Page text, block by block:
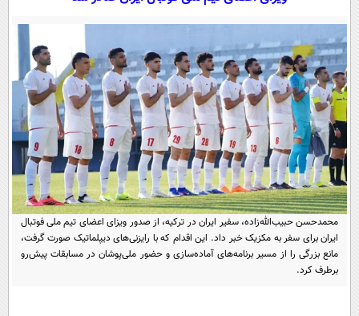
حوادث
سلامت
یک برش دانایی
محیط زیست
سفر و تفریح
بین الملل
سیاست خارجی
فرهنگ و هنر
علم و دانش
فناوری و It
علمی
اخبار کریپتو
قرآن
گوناگون
سرگرمی
باشگاه مغز
مجله تصویری سلاح
فیلم
اقتصاد
ورزش
عصر ایران 2
خواندنی ها و دیدنی ها
آموزش زبان
محمدحسن حبیب‌الله‌زاده، سفیر ایران در ترکیه، از صدور ویزای اعضای تیم ملی فوتبال
ایران برای سفر به مکزیک خبر داد. این اقدام که با رایزنی‌های دیپلماتیک صورت گرفت،
مانع بزرگی را از مسیر برنامه‌های آماده‌سازی و حضور ملی‌پوشان در مسابقات پیش‌رو
برطرف کرد.